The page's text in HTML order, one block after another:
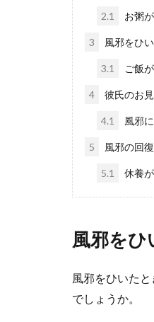
2.1 お粥
3 風邪をひ
3.1 ご飯
4 彼氏のお
4.1 風邪
5 風邪の回
5.1 休養
風邪をひ
風邪をひいた
でしょうか。